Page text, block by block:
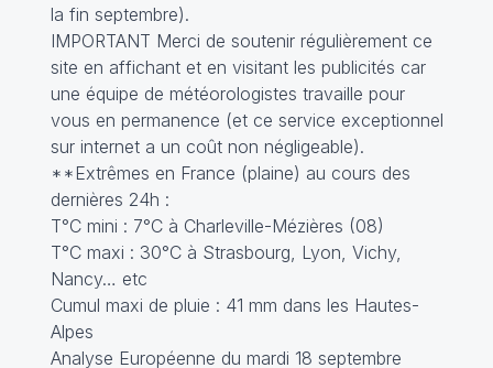
la fin septembre).
IMPORTANT Merci de soutenir régulièrement ce
site en affichant et en visitant les publicités car
une équipe de météorologistes travaille pour
vous en permanence (et ce service exceptionnel
sur internet a un coût non négligeable).
**Extrêmes en France (plaine) au cours des
dernières 24h :
T°C mini : 7°C à Charleville-Mézières (08)
T°C maxi : 30°C à Strasbourg, Lyon, Vichy,
Nancy… etc
Cumul maxi de pluie : 41 mm dans les Hautes-
Alpes
Analyse Européenne du mardi 18 septembre